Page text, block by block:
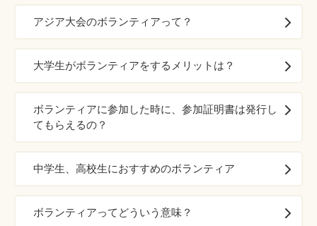
アジア大会のボランティアって？
大学生がボランティアをするメリットは？
ボランティアに参加した時に、参加証明書は発行し
てもらえるの？
中学生、高校生におすすめのボランティア
ボランティアってどういう意味？